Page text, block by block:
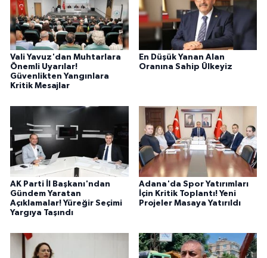
Vali Yavuz'dan Muhtarlara
Önemli Uyarılar!
Güvenlikten Yangınlara
Kritik Mesajlar
En Düşük Yanan Alan
Oranına Sahip Ülkeyiz
AK Parti İl Başkanı'ndan
Gündem Yaratan
Açıklamalar! Yüreğir Seçimi
Yargıya Taşındı
Adana'da Spor Yatırımları
İçin Kritik Toplantı! Yeni
Projeler Masaya Yatırıldı